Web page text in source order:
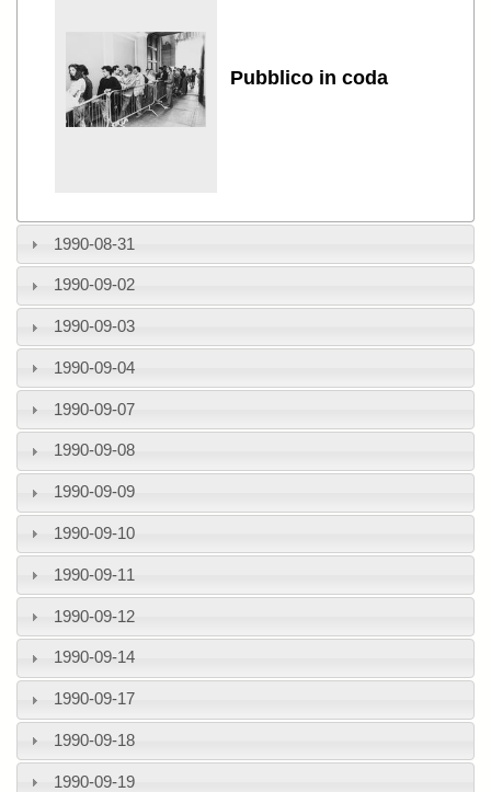
Pubblico in coda
1990-08-31
1990-09-02
1990-09-03
1990-09-04
1990-09-07
1990-09-08
1990-09-09
1990-09-10
1990-09-11
1990-09-12
1990-09-14
1990-09-17
1990-09-18
1990-09-19